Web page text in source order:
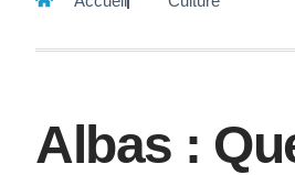
Albas :